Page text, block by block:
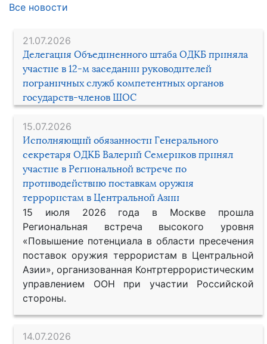
21.07.2026
Делегация Объединенного штаба ОДКБ приняла
участие в 12-м заседании руководителей
пограничных служб компетентных органов
государств-членов ШОС
15.07.2026
Исполняющий обязанности Генерального
секретаря ОДКБ Валерий Семериков принял
участие в Региональной встрече по
противодействию поставкам оружия
террористам в Центральной Азии
15 июля 2026 года в Москве прошла
Региональная встреча высокого уровня
«Повышение потенциала в области пресечения
поставок оружия террористам в Центральной
Азии», организованная Контртеррористическим
управлением ООН при участии Российской
стороны.
14.07.2026
Все новости